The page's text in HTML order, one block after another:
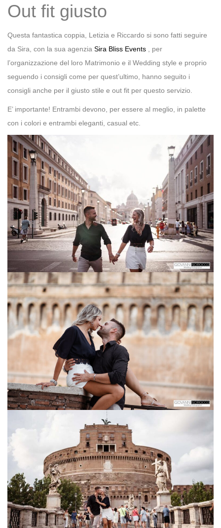
Out fit giusto
Questa fantastica coppia, Letizia e Riccardo si sono fatti seguire
da Sira, con la sua agenzia Sira Bliss Events
, per
l’organizzazione del loro Matrimonio e il Wedding style e proprio
seguendo i consigli come per quest’ultimo, hanno seguito i
consigli anche per il giusto stile e out fit per questo servizio.
E’ importante! Entrambi devono, per essere al meglio, in palette
con i colori e entrambi eleganti, casual etc.